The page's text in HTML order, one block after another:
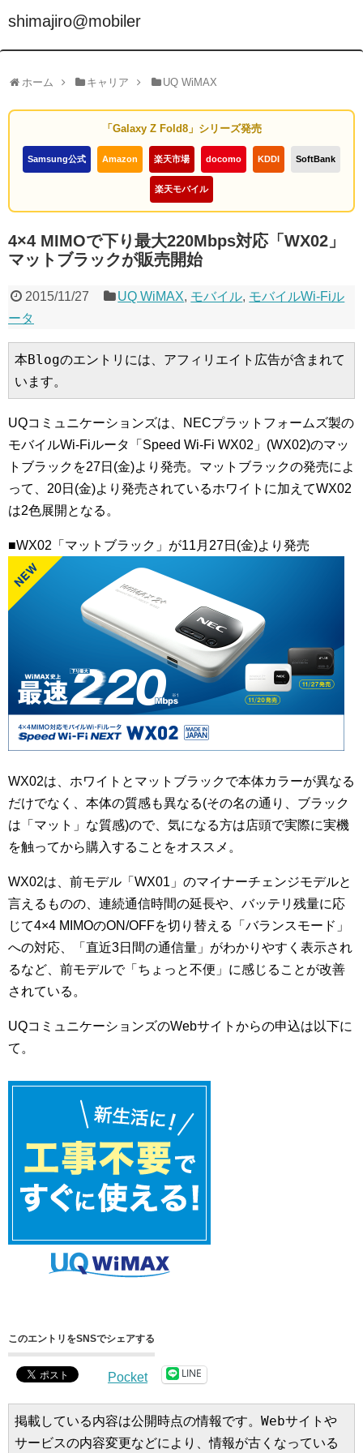
shimajiro@mobiler
ホーム キャリア UQ WiMAX
「Galaxy Z Fold8」シリーズ発売
Samsung公式 Amazon 楽天市場 docomo KDDI SoftBank
楽天モバイル
4×4 MIMOで下り最大220Mbps対応「WX02」
マットブラックが販売開始
2015/11/27 UQ WiMAX, モバイル, モバイルWi-Fiル
ータ
本Blogのエントリには、アフィリエイト広告が含まれて
います。
UQコミュニケーションズは、NECプラットフォームズ製の
モバイルWi-Fiルータ「Speed Wi-Fi WX02」(WX02)のマッ
トブラックを27日(金)より発売。マットブラックの発売によ
って、20日(金)より発売されているホワイトに加えてWX02
は2色展開となる。
■WX02「マットブラック」が11月27日(金)より発売
WX02は、ホワイトとマットブラックで本体カラーが異なる
だけでなく、本体の質感も異なる(その名の通り、ブラック
は「マット」な質感)ので、気になる方は店頭で実際に実機
を触ってから購入することをオススメ。
WX02は、前モデル「WX01」のマイナーチェンジモデルと
言えるものの、連続通信時間の延長や、バッテリ残量に応
じて4×4 MIMOのON/OFFを切り替える「バランスモード」
への対応、「直近3日間の通信量」がわかりやすく表示され
るなど、前モデルで「ちょっと不便」に感じることが改善
されている。
UQコミュニケーションズのWebサイトからの申込は以下に
て。
このエントリをSNSでシェアする
Pocket LINE
掲載している内容は公開時点の情報です。Webサイトや
サービスの内容変更などにより、情報が古くなっている